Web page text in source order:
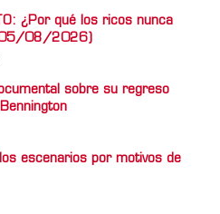
¿Por qué los ricos nunca
(05/08/2026)
sobre su regreso
escenarios por motivos de